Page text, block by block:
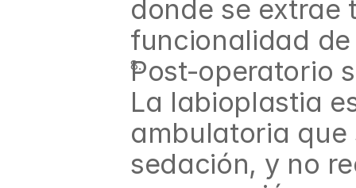
donde se extrae
funcionalidad
Post-operatorio
La labioplastia
ambulatoria que
sedación, y no